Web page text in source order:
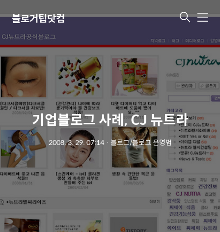
블로거팁닷컴 메
기업블로그 사례, CJ 뉴트라
2008. 3. 29. 07:14ㆍ 블로그/블로그 운영법